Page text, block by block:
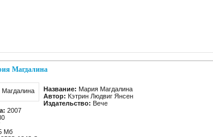
Магдалина
Название: Мария Магдалина
Автор: Кэтрин Людвиг Янсен
Издательство: Вече
2007
Мб